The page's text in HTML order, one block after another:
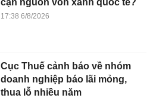
cận nguồn vốn xanh quốc tế?
17:38 6/8/2026
Cục Thuế cảnh báo về nhóm
doanh nghiệp báo lãi mỏng,
thua lỗ nhiều năm